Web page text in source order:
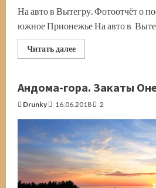
На авто в Вытегру. Фотоотчёт о
южное Прионежье На авто в
Читать далееПрочитать
больше
авто
в
Вытегру.
южным
берегам
Онежского
озера
Андома-гора. Закаты
Drunky 16.06.2018 2